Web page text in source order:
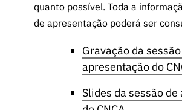
quanto possível. Toda a
de apresentação poderá ser
Gravação da
apresentação do
Slides da sessão